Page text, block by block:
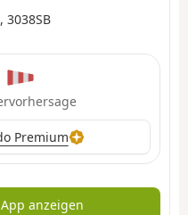
3038SB
Premium
anzeigen